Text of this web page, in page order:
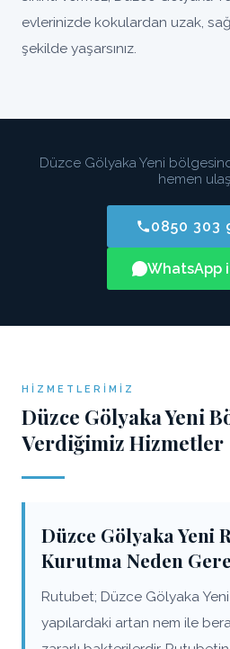
evlerinizde kokulardan uzak,
şekilde yaşarsınız.
Düzce Gölyaka Yeni
hemen
0850 303
WhatsApp
HIZMETLERIMIZ
Düzce Gölyaka Yeni
Verdiğimiz Hizmetler
Düzce Gölyaka Yeni
Kurutma Neden
Rutubet; Düzce Gölyaka
yapılardaki artan nem ile